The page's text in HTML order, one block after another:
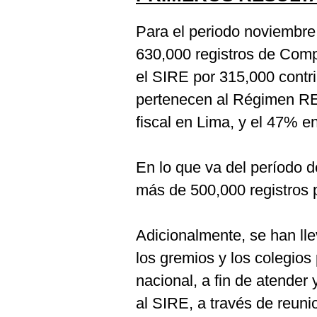
Para el periodo
630,000 registros de
el SIRE por 315,000
pertenecen al Régimen
fiscal en Lima, y el 47%
En lo que va del período
más de 500,000 registros
Adicionalmente, se han
los gremios y los
nacional, a fin de atender
al SIRE, a través de